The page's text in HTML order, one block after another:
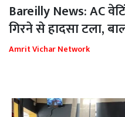
Bareilly News: AC
गिरने से हादसा टला,
Amrit Vichar Network